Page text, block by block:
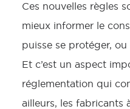
Ces nouvelles règles
mieux informer le
puisse se protéger, ou
Et c’est un aspect
réglementation qui
ailleurs, les